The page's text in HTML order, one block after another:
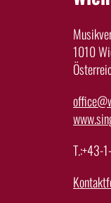
1010
T.:+43-